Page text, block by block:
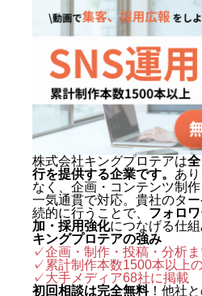
株式会社キングプロテアは
行を提供する企業です。 あ
なく、企画・コンテンツ制
一気通貫で対応。貴社のタ
続的に行うことで、 フォロ
加・採用強化につなげる仕組
キングプロテアの強み
✓企画・制作・投稿・分析
✓累計制作本数1500本以上
✓大手メディア68社に掲載
初回相談は完全無料！他社